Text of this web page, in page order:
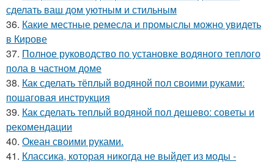
сделать ваш дом уютным и стильным
36. Какие местные ремесла и промыслы можно увидеть
в Кирове
37. Полное руководство по установке водяного теплого
пола в частном доме
38. Как сделать тёплый водяной пол своими руками:
пошаговая инструкция
39. Как сделать теплый водяной пол дешево: советы и
рекомендации
40. Океан своими руками.
41. Классика, которая никогда не выйдет из моды -